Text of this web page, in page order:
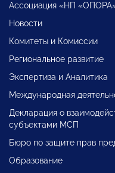
Ассоциация «НП
Новости
Комитеты и Комиссии
Региональное развитие
Экспертиза и Аналитика
Международная
Декларация о
субъектами МСП
Бюро по защите прав
Образование